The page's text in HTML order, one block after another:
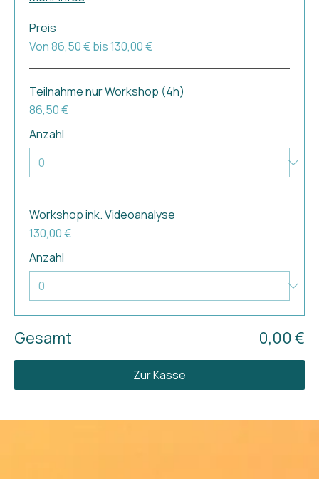
Preis
Von 86,50 € bis 130,00 €
Teilnahme nur Workshop (4h)
86,50 €
Anzahl
Workshop ink. Videoanalyse
130,00 €
Anzahl
Gesamt 0,00 €
Zur Kasse